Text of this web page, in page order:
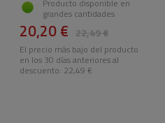
Producto disponible en
grandes cantidades
22,49 €
20,20 €
El precio más bajo del producto
en los 30 días anteriores al
descuento: 22,49 €